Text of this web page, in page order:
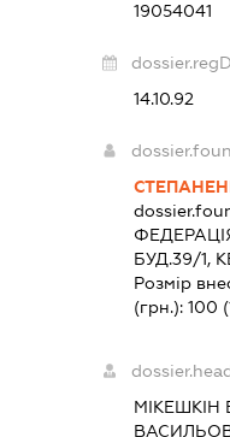
19054041
14.10.92
БУД.39/1,
Розмір
(грн.): 100